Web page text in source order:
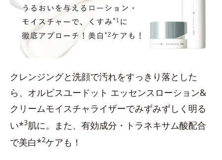
クレンジングと洗顔で汚れをすっきり落とした
ら、オルビスユードット エッセンスローション&
クリームモイスチャライザーでみずみずしく明る
い*3肌に。また、有効成分・トラネキサム酸配合
で美白*2ケアも！